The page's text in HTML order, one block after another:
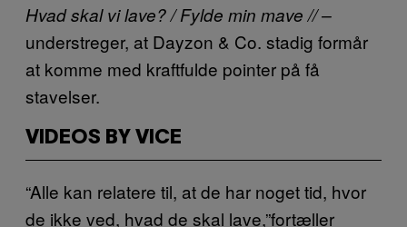
Hvad skal vi lave? / Fylde min mave // –
understreger, at Dayzon & Co. stadig formår
at komme med kraftfulde pointer på få
stavelser.
VIDEOS BY VICE
“Alle kan relatere til, at de har noget tid, hvor
de ikke ved, hvad de skal lave,”fortæller